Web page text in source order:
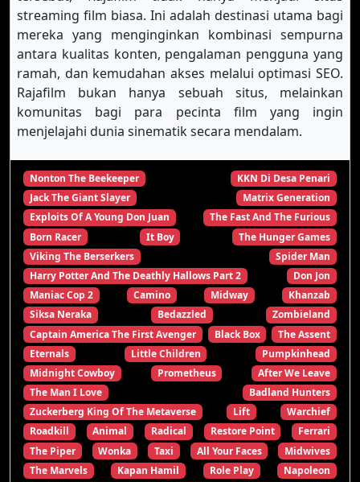
streaming film biasa. Ini adalah destinasi utama bagi
mereka yang menginginkan kombinasi sempurna
antara kualitas konten, pengalaman pengguna yang
ramah, dan kemudahan akses melalui optimasi SEO.
Rajafilm bukan hanya sebuah situs, melainkan
komunitas bagi para pecinta film yang ingin
menjelajahi dunia sinematik secara mendalam.
Nonton The Beekeeper
KKN Di Desa Penari
Jack The Giant Slayer
Matrix Generation
Exploits Of A Young Don Juan
The Fast And The Furious
Born Racer
It Boy
The Hunger Games
Viking The Berserkers
Spider Man
Harry Potter And The Deathly Hallows Part 2
Don Jon
Maniac Cop 2
Camino Midway
Khanzab
Siksa Neraka
Bedazzled
Zombieland
Captain America The First Avenger
Black Box
The Assent
Eternals
Little Children
Pumpkinhead
Midnight Cowboy
Prometheus
After We Leave
The Man I Love
Badland Hunters
Zuckerberg King Of The Metaverse
Lift
Warchief
Roadkill
Animal Radical Restore Point
Ferrari
The Piper
Wonka Taxi All Your Faces
Midwives
The Marvels
Kapan Hamil Role Play
Napoleon